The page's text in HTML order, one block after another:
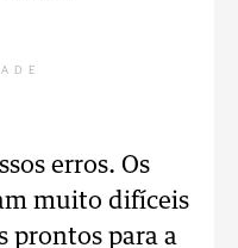
erros. Os
muito difíceis
prontos para a